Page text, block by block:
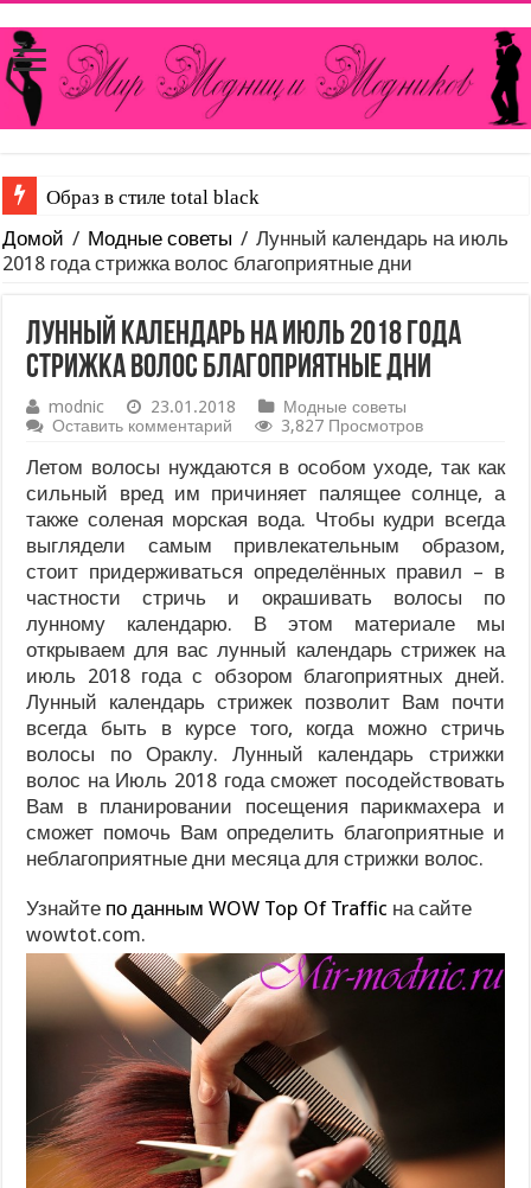
Каким образом можно уменьшить вырез на блузке
Домой / Модные советы / Лунный календарь на июль
2018 года стрижка волос благоприятные дни
Лунный календарь на июль 2018 года
стрижка волос благоприятные дни
modnic 23.01.2018
Модные советы
Оставить комментарий
3,827 Просмотров
Летом волосы нуждаются в особом уходе, так как
сильный вред им причиняет палящее солнце, а
также соленая морская вода. Чтобы кудри всегда
выглядели самым привлекательным образом,
стоит придерживаться определённых правил – в
частности стричь и окрашивать волосы по
лунному календарю. В этом материале мы
открываем для вас лунный календарь стрижек на
июль 2018 года с обзором благоприятных дней.
Лунный календарь стрижек позволит Вам почти
всегда быть в курсе того, когда можно стричь
волосы по Ораклу. Лунный календарь стрижки
волос на Июль 2018 года сможет посодействовать
Вам в планировании посещения парикмахера и
сможет помочь Вам определить благоприятные и
неблагоприятные дни месяца для стрижки волос.
Узнайте по данным WOW Top Of Traffic на сайте
wowtot.com.